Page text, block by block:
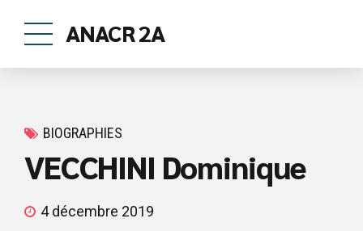
ANACR 2A
BIOGRAPHIES
VECCHINI Dominique
4 décembre 2019